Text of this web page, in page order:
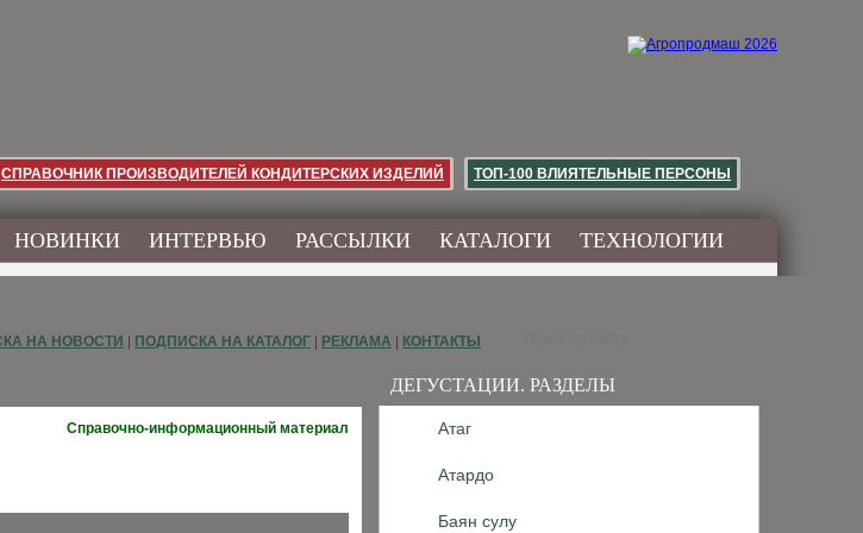
СПРАВОЧНИК ПРОИЗВОДИТЕЛЕЙ КОНДИТЕРСКИХ ИЗДЕЛИЙ ТОП-100 ВЛИЯТЕЛЬНЫЕ ПЕРСОНЫ
НОВИНКИ ИНТЕРВЬЮ РАССЫЛКИ КАТАЛОГИ ТЕХНОЛОГИИ
ДЕГУСТАЦИИ. РАЗДЕЛЫ
Атаг
Атардо
Баян сулу
НА НОВОСТИ ПОДПИСКА НА КАТАЛОГ РЕКЛАМА КОНТАКТЫ
Справочно-информационный материал